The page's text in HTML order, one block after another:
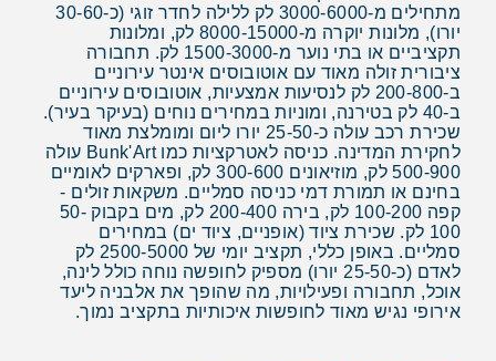
מתחילים מ-3000-6000 לק ללילה לחדר זוגי (כ-30-60
יורו), מלונות יוקרה מ-8000-15000 לק, ומלונות
תקציביים או בתי נוער מ-1500-3000 לק. תחבורה
ציבורית זולה מאוד עם אוטובוסים אינטר עירוניים
ב-200-800 לק לנסיעות אמצעיות, אוטובוסים עירוניים
ב-40 לק בטירנה, ומוניות במחירים נוחים (בעיקר בעיר).
שכירת רכב עולה כ-25-50 יורו ליום ומומלצת מאוד
לחקירת המדינה. כניסה לאטרקציות כמו Bunk'Art עולה
500-900 לק, מוזיאונים 300-600 לק, ופארקים לאומיים
בחינם או תמורת דמי כניסה סמליים. משקאות זולים -
קפה 100-200 לק, בירה 200-400 לק, מים בקבוק 50-
100 לק. שכירת ציוד (אופניים, ציוד ים) במחירים
סמליים. באופן כללי, תקציב יומי של 2500-5000 לק
לאדם (כ-25-50 יורו) מספיק לחופשה נוחה כולל לינה,
אוכל, תחבורה ופעילויות, מה שהופך את אלבניה ליעד
אירופי נגיש מאוד לחופשות איכותיות בתקציב נמוך.